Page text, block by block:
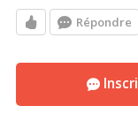
Répondre